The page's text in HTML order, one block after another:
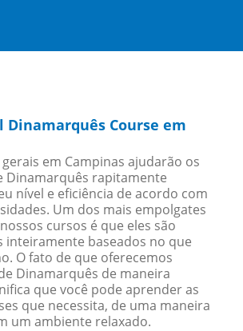
Dinamarquês Course em
em Campinas ajudarão os
Dinamarquês rapitamente
nível e eficiência de acordo com
Um dos mais empolgates
cursos é que eles são
inteiramente baseados no que
O fato de que oferecemos
Dinamarquês de maneira
que você pode aprender as
que necessita, de uma maneira
um ambiente relaxado.